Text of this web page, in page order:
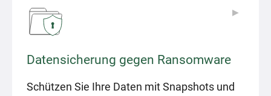
Datensicherung gegen Ransomware
Schützen Sie Ihre Daten mit Snapshots und
▶